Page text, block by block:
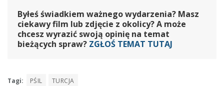
Byłeś świadkiem ważnego wydarzenia? Masz
ciekawy film lub zdjęcie z okolicy? A może
chcesz wyrazić swoją opinię na temat
bieżących spraw? ZGŁOŚ TEMAT TUTAJ
Tagi: PŚIL TURCJA